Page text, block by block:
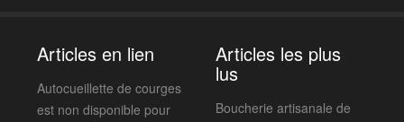
Articles en lien
Autocueillette de courges
est non disponible pour
Articles les plus
lus
Boucherie artisanale de